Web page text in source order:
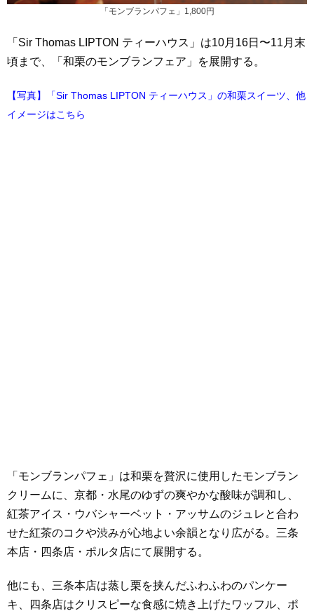
「モンブランパフェ」1,800円
「Sir Thomas LIPTON ティーハウス」は10月16日〜11月末
頃まで、「和栗のモンブランフェア」を展開する。
【写真】「Sir Thomas LIPTON ティーハウス」の和栗スイーツ、他
イメージはこちら
「モンブランパフェ」は和栗を贅沢に使用したモンブラン
クリームに、京都・水尾のゆずの爽やかな酸味が調和し、
紅茶アイス・ウバシャーベット・アッサムのジュレと合わ
せた紅茶のコクや渋みが心地よい余韻となり広がる。三条
本店・四条店・ポルタ店にて展開する。
他にも、三条本店は蒸し栗を挟んだふわふわのパンケー
キ、四条店はクリスピーな食感に焼き上げたワッフル、ポ